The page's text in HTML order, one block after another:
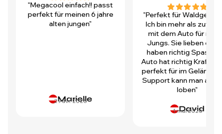
"Megacool einfach!! passt
perfekt für meinen 6 jahre
alten jungen"
Marielle
29 avr. 2026
"Perfekt für
Ich bin mehr als
mit dem Auto für
Jungs. Sie lieben es
haben richtig Spass!
Auto hat richtig Kraft
perfekt für im Gelände.
Support kann man auch
loben"
David
1 mai 2026